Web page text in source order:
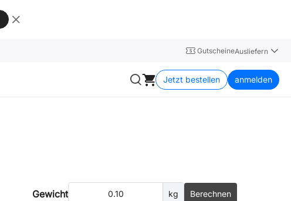
GutscheineAusliefern
Jetzt bestellen anmelden
Gewicht kg Berechnen